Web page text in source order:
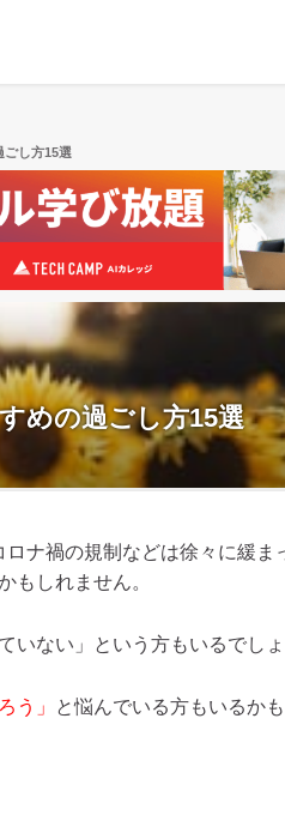
ごし方15選
めの過ごし方15選
ロナ禍の規制などは徐々に緩ま
もしれません。
いない」という方もいるでしょ
う」
と悩んでいる方もいるか